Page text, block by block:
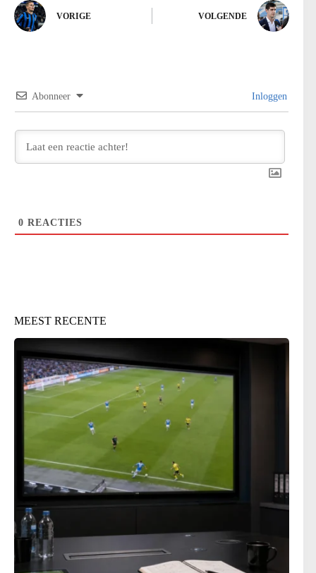
VORIGE VOLGENDE
Abonneer Inloggen
0 REACTIES
MEEST RECENTE